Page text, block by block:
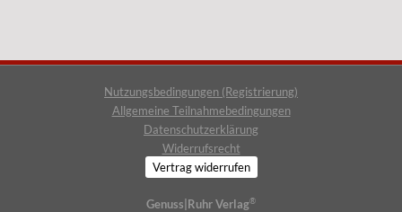
Nutzungsbedingungen (Registrierung)
Allgemeine Teilnahmebedingungen
Datenschutzerklärung
Widerrufsrecht
Vertrag widerrufen
Genuss|Ruhr Verlag®